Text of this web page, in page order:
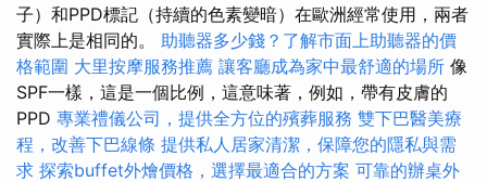
子）和PPD標記（持續的色素變暗）在歐洲經常使用，兩者
實際上是相同的。 助聽器多少錢？了解市面上助聽器的價
格範圍 大里按摩服務推薦 讓客廳成為家中最舒適的場所 像
SPF一樣，這是一個比例，這意味著，例如，帶有皮膚的
PPD 專業禮儀公司，提供全方位的殯葬服務 雙下巴醫美療
程，改善下巴線條 提供私人居家清潔，保障您的隱私與需
求 探索buffet外燴價格，選擇最適合的方案 可靠的辦桌外